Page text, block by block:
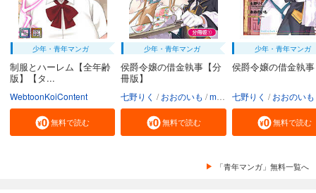
少年・青年マンガ
制服とハーレム【全年齢
版】【タ...
WebtoonKoiContent
無料で読む
少年・青年マンガ
侯爵令嬢の借金執事【分
冊版】
七野りく おおのいも mmu
無料で読む
少年・青年マンガ
侯爵令嬢の借金執事
七野りく おおのいも
無料で読む
「青年マンガ」無料一覧へ